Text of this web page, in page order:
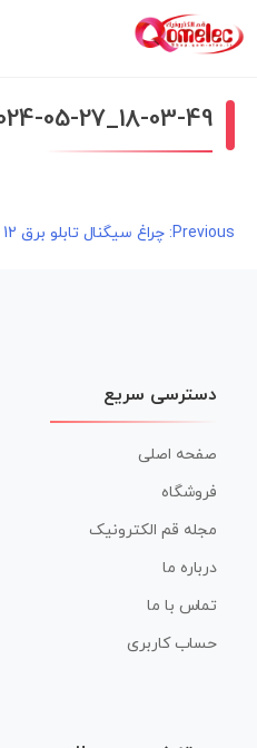
05-27_18-03-49
راهبری
Previous: چراغ سیگنال تابلو برق 12 ولت مدل AD16-22D/S رنگ قرمز
دسترسی سریع
صفحه اصلی
فروشگاه
مجله قم الکترونیک
درباره ما
تماس با ما
حساب کاربری